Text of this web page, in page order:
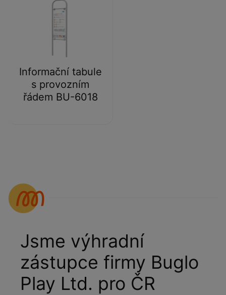
Informační tabule
s provozním
řádem BU-6018
Jsme výhradní
zástupce firmy Buglo
Play Ltd. pro ČR